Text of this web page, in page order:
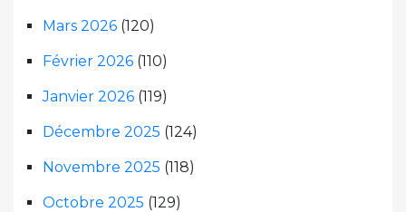
Mars 2026 (120)
Février 2026 (110)
Janvier 2026 (119)
Décembre 2025 (124)
Novembre 2025 (118)
Octobre 2025 (129)